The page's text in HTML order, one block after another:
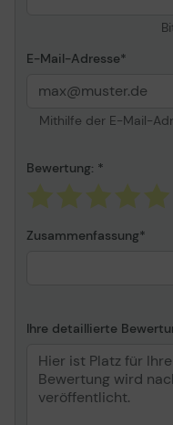
E-Mail-Adresse
Mithilfe der E-Mail-
Bewertung:
Zusammenfassung
Ihre detaillierte